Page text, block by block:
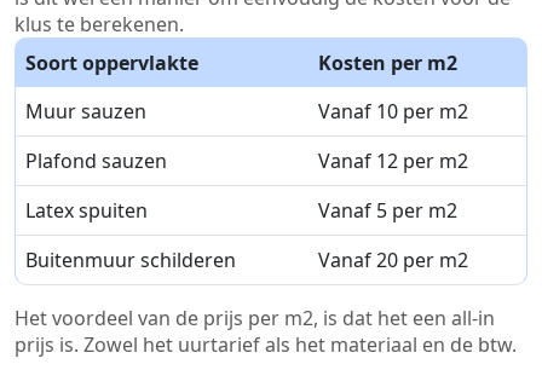
klus te berekenen.
Soort oppervlakte
Kosten per m2
Muur sauzen
Vanaf 10 per m2
Plafond sauzen
Vanaf 12 per m2
Latex spuiten
Vanaf 5 per m2
Buitenmuur schilderen
Vanaf 20 per m2
Het voordeel van de prijs per m2, is dat het een all-in
prijs is. Zowel het uurtarief als het materiaal en de btw.